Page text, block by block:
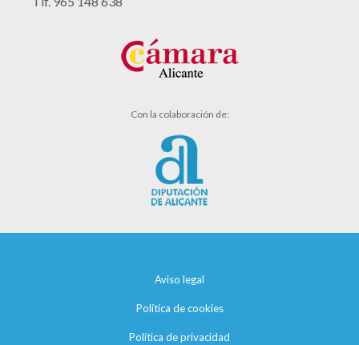
Con la colaboración de:
Aviso legal
Política de cookies
Política de privacidad